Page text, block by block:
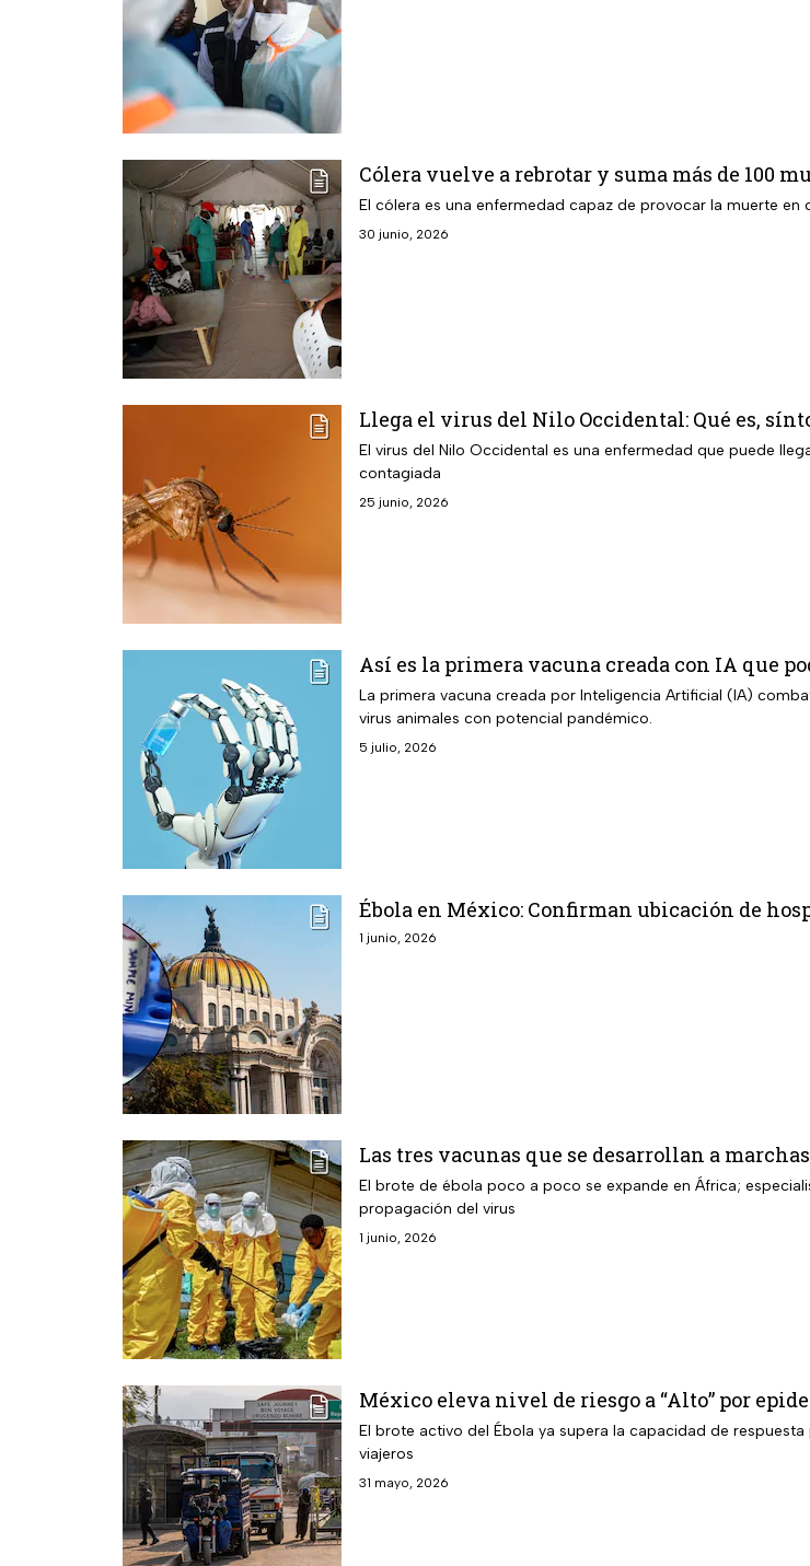
Cólera vuelve a rebrotar y suma más de 100
El cólera es una enfermedad capaz de provocar la muerte
30 junio, 2026
Llega el virus del Nilo Occidental: Qué es,
El virus del Nilo Occidental es una enfermedad que puede llegar a ser mortal; estos son los síntomas que presenta la persona
contagiada
25 junio, 2026
Así es la primera vacuna creada con IA que
La primera vacuna creada por Inteligencia Artificial (IA)
virus animales con potencial pandémico.
5 julio, 2026
Ébola en México: Confirman ubicación de
1 junio, 2026
Las tres vacunas que se desarrollan a
El brote de ébola poco a poco se expande en África;
propagación del virus
1 junio, 2026
México eleva nivel de riesgo a “Alto” por
El brote activo del Ébola ya supera la capacidad de
viajeros
31 mayo, 2026